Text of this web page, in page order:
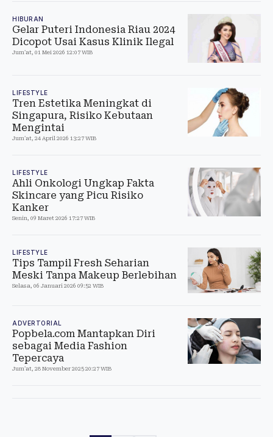
HIBURAN
Gelar Puteri Indonesia Riau 2024
Dicopot Usai Kasus Klinik Ilegal
Jum'at, 01 Mei 2026 12:07 WIB
LIFESTYLE
Tren Estetika Meningkat di
Singapura, Risiko Kebutaan
Mengintai
Jum'at, 24 April 2026 13:27 WIB
LIFESTYLE
Ahli Onkologi Ungkap Fakta
Skincare yang Picu Risiko
Kanker
Senin, 09 Maret 2026 17:27 WIB
LIFESTYLE
Tips Tampil Fresh Seharian
Meski Tanpa Makeup Berlebihan
Selasa, 06 Januari 2026 09:52 WIB
ADVERTORIAL
Popbela.com Mantapkan Diri
sebagai Media Fashion
Tepercaya
Jum'at, 28 November 2025 20:27 WIB